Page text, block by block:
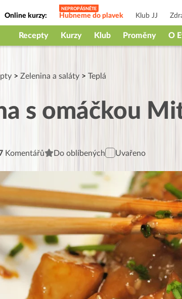
Online kurzy: Hubneme do plavek Klub JJ
Jak na babičky
Recepty Kurzy Klub Proměny O
> Zelenina a saláty > Teplá
s omáčkou
Komentářů Do oblíbených Uvařeno